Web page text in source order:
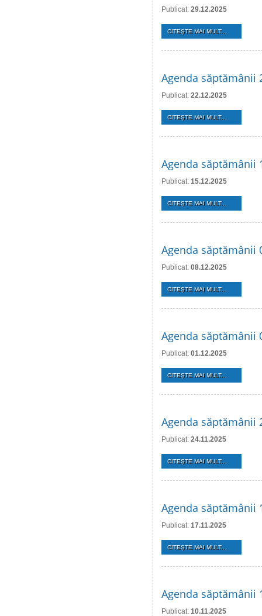
Publicat: 29.12.2025
CITEŞTE MAI MULT...
Agenda săptămânii
Publicat: 22.12.2025
CITEŞTE MAI MULT...
Agenda săptămânii
Publicat: 15.12.2025
CITEŞTE MAI MULT...
Agenda săptămânii
Publicat: 08.12.2025
CITEŞTE MAI MULT...
Agenda săptămânii
Publicat: 01.12.2025
CITEŞTE MAI MULT...
Agenda săptămânii
Publicat: 24.11.2025
CITEŞTE MAI MULT...
Agenda săptămânii
Publicat: 17.11.2025
CITEŞTE MAI MULT...
Agenda săptămânii
Publicat: 10.11.2025